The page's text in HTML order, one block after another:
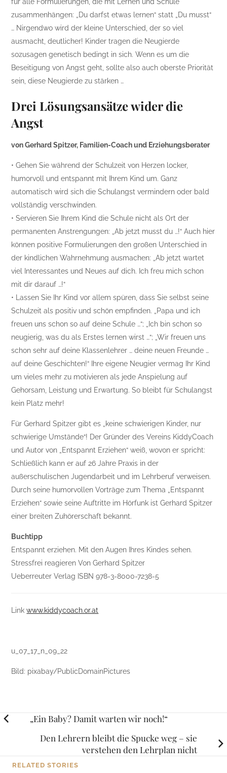
zusammenhängen: „Du darfst etwas lernen“ statt „Du musst“
… Nirgendwo wird der kleine Unterschied, der so viel
ausmacht, deutlicher! Kinder tragen die Neugierde
sozusagen genetisch bedingt in sich. Wenn es um die
Beseitigung von Angst geht, sollte also auch oberste Priorität
sein, diese Neugierde zu stärken …
Drei Lösungsansätze wider die
Angst
von Gerhard Spitzer, Familien-Coach und Erziehungsberater
• Gehen Sie während der Schulzeit von Herzen locker,
humorvoll und entspannt mit Ihrem Kind um. Ganz
automatisch wird sich die Schulangst vermindern oder bald
vollständig verschwinden.
• Servieren Sie Ihrem Kind die Schule nicht als Ort der
permanenten Anstrengungen: „Ab jetzt musst du …!“ Auch hier
können positive Formulierungen den großen Unterschied in
der kindlichen Wahrnehmung ausmachen: „Ab jetzt wartet
viel Interessantes und Neues auf dich. Ich freu mich schon
mit dir darauf …!“
• Lassen Sie Ihr Kind vor allem spüren, dass Sie selbst seine
Schulzeit als positiv und schön empfinden. „Papa und ich
freuen uns schon so auf deine Schule …“; „Ich bin schon so
neugierig, was du als Erstes lernen wirst …“; „Wir freuen uns
schon sehr auf deine Klassenlehrer … deine neuen Freunde …
auf deine Geschichten!“ Ihre eigene Neugier vermag Ihr Kind
um vieles mehr zu motivieren als jede Anspielung auf
Gehorsam, Leistung und Erwartung. So bleibt für Schulangst
kein Platz mehr!
Für Gerhard Spitzer gibt es „keine schwierigen Kinder, nur
schwierige Umstände“! Der Gründer des Vereins KiddyCoach
und Autor von „Entspannt Erziehen“ weiß, wovon er spricht:
Schließlich kann er auf 26 Jahre Praxis in der
außerschulischen Jugendarbeit und im Lehrberuf verweisen.
Durch seine humorvollen Vorträge zum Thema „Entspannt
Erziehen“ sowie seine Auftritte im Hörfunk ist Gerhard Spitzer
einer breiten Zuhörerschaft bekannt.
Buchtipp
Entspannt erziehen. Mit den Augen Ihres Kindes sehen.
Stressfrei reagieren Von Gerhard Spitzer
Ueberreuter Verlag ISBN 978-3-8000-7238-5
Linkwww.kiddycoach.or.at
u_07_17_n_09_22
Bild: pixabay/PublicDomainPictures
Posts
navigation
„Ein Baby? Damit warten wir noch!“
Den Lehrern bleibt die Spucke weg – sie
verstehen den Lehrplan nicht
RELATED STORIES